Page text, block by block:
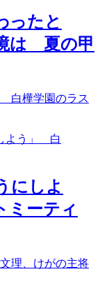
ったと
は 夏の甲
白樺学園のラス
にしよ
ミーティ
理、けがの主将